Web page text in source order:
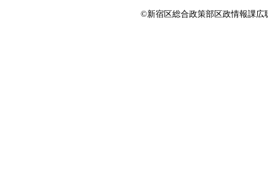
©新宿区総合政策部区政情報課